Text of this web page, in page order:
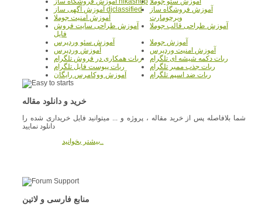
آموزش فروشگاه ساز
ویرچومارت
آموزش آگهی ساز djclassified
آموزش امنیت جوملا
آموزش طراحی قالب جوملا
آموزش طراحی سایت فروش
فایل
آموزش جوملا
آموزش سئو وردپرس
آموزش امنیت وردپرس
آموزش وردپرس
ربات دکمه شیشه ای تلگرام
ربات همکاری در فروش تلگرام
ربات جذب ممبر تلگرام
ربات پیوست فایل تلگرام
ربات ضد اسپم تلگرام
آموزش ووکامرس رایگان
خرید و دانلود مقاله
شما بلافاصله پس از خرید مقاله ، پروژه و ... میتوانید فایل خریداری شده را
دانلود نمایید
بیشتر بخوانید..
منابع فارسی و لاتین